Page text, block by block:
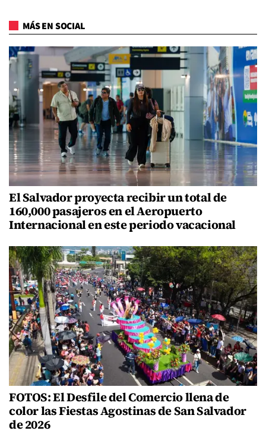
MÁS EN SOCIAL
El Salvador proyecta recibir un total de
160,000 pasajeros en el Aeropuerto
Internacional en este periodo vacacional
FOTOS: El Desfile del Comercio llena de
color las Fiestas Agostinas de San Salvador
de 2026